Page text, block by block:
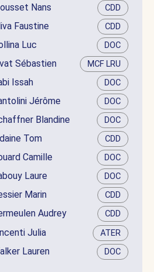
Nans CDD
Faustine CDD
Luc DOC
Sébastien MCF LRU
Issah DOC
Jérôme DOC
Blandine DOC
Tom CDD
Camille DOC
Laure DOC
Marin CDD
Audrey CDD
Julia ATER
Lauren DOC